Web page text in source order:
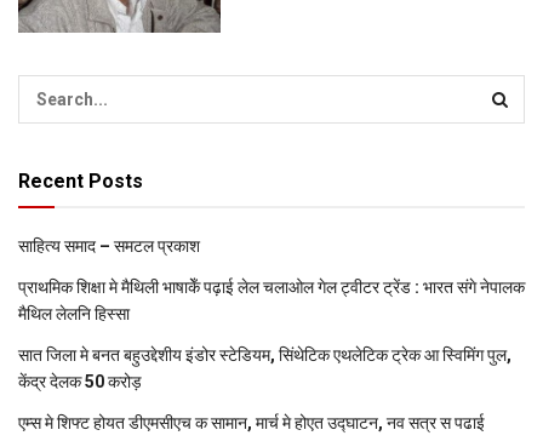
Recent Posts
साहित्य समाद – समटल प्रकाश
प्राथमिक शि‍क्षा मे मैथि‍ली भाषाकेँ पढ़ाई लेल चलाओल गेल ट्वीटर ट्रेंड : भारत संगे नेपालक
मैथिल लेलनि हिस्सा
सात जिला मे बनत बहुउद्देशीय इंडोर स्‍टेडि‍यम, सिंथेटिक एथलेटिक ट्रेक आ स्विमिंग पुल,
केंद्र देलक 50 करोड़
एम्स मे शिफ्ट होयत डीएमसीएच क सामान, मार्च मे होएत उद्घाटन, नव सत्र स पढाई